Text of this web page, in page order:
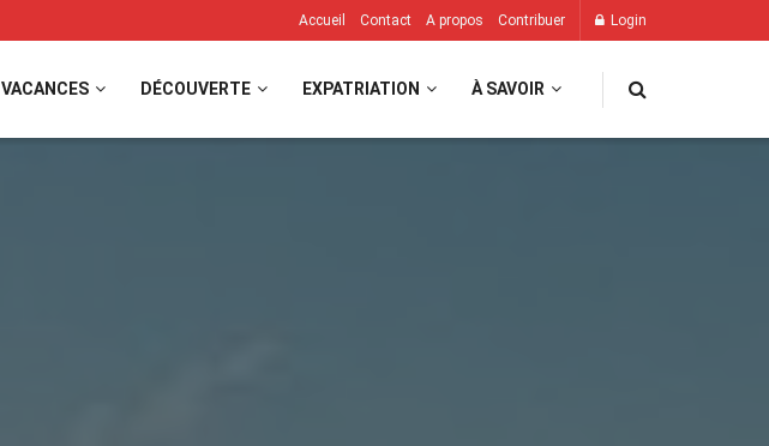
Accueil Contact A propos Contribuer Login
VACANCES DÉCOUVERTE EXPATRIATION À SAVOIR